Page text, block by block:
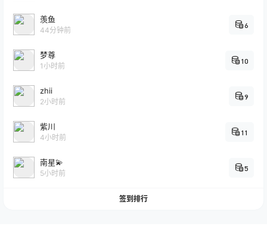
羡鱼
44分钟前
6
梦尊
1小时前
10
zhii
2小时前
9
紫川
4小时前
11
南星💫
5小时前
5
签到排行